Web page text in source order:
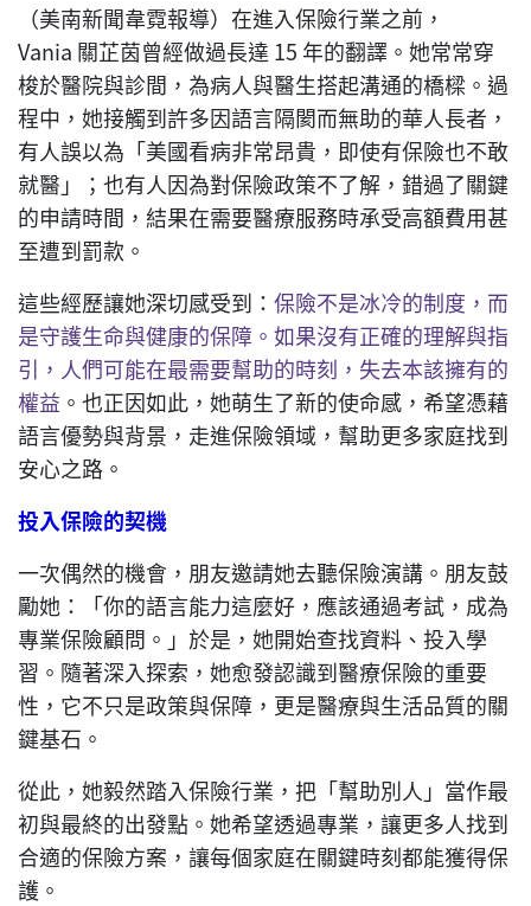
（美南新聞韋霓報導）在進入保險行業之前，
Vania 關芷茵曾經做過長達 15 年的翻譯。她常常穿
梭於醫院與診間，為病人與醫生搭起溝通的橋樑。過
程中，她接觸到許多因語言隔閡而無助的華人長者，
有人誤以為「美國看病非常昂貴，即使有保險也不敢
就醫」；也有人因為對保險政策不了解，錯過了關鍵
的申請時間，結果在需要醫療服務時承受高額費用甚
至遭到罰款。
這些經歷讓她深切感受到： 保險不是冰冷的制度，而
是守護生命與健康的保障。如果沒有正確的理解與指
引，人們可能在最需要幫助的時刻，失去本該擁有的
權益 。也正因如此，她萌生了新的使命感，希望憑藉
語言優勢與背景，走進保險領域，幫助更多家庭找到
安心之路。
投入保險的契機
一次偶然的機會，朋友邀請她去聽保險演講。朋友鼓
勵她：「你的語言能力這麼好，應該通過考試，成為
專業保險顧問。」於是，她開始查找資料、投入學
習。隨著深入探索，她愈發認識到醫療保險的重要
性，它不只是政策與保障，更是醫療與生活品質的關
鍵基石。
從此，她毅然踏入保險行業，把「幫助別人」當作最
初與最終的出發點。她希望透過專業，讓更多人找到
合適的保險方案，讓每個家庭在關鍵時刻都能獲得保
護。